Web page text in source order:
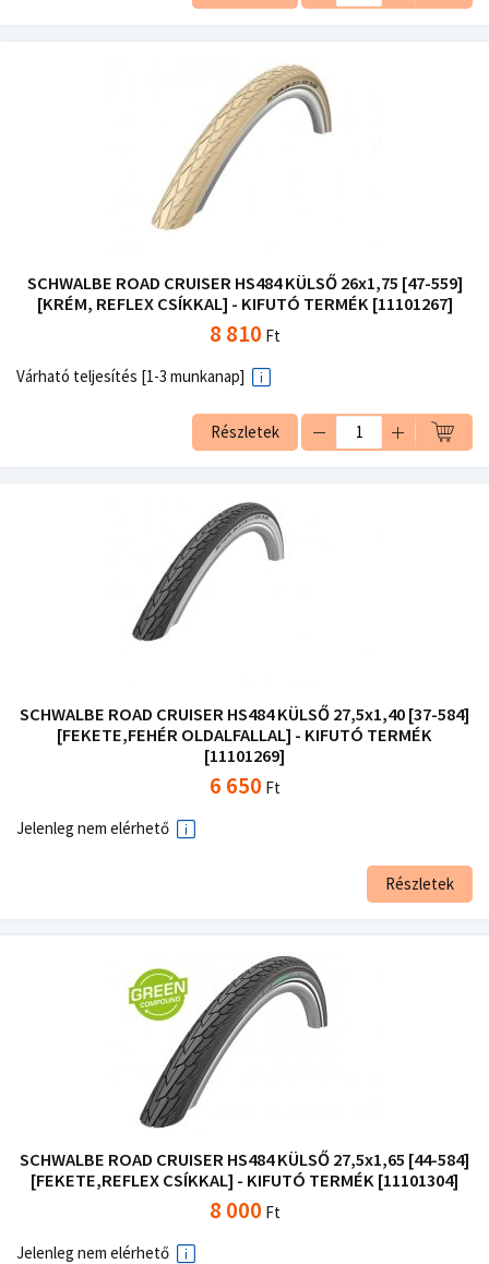
SCHWALBE ROAD CRUISER HS484 KÜLSŐ 26x1,75 [47-559]
[KRÉM, REFLEX CSÍKKAL] - KIFUTÓ TERMÉK [11101267]
8 810 Ft
Várható teljesítés [1-3 munkanap]
Részletek
SCHWALBE ROAD CRUISER HS484 KÜLSŐ 27,5x1,40 [37-584]
[FEKETE,FEHÉR OLDALFALLAL] - KIFUTÓ TERMÉK
[11101269]
6 650 Ft
Jelenleg nem elérhető
Részletek
SCHWALBE ROAD CRUISER HS484 KÜLSŐ 27,5x1,65 [44-584]
[FEKETE,REFLEX CSÍKKAL] - KIFUTÓ TERMÉK [11101304]
8 000 Ft
Jelenleg nem elérhető